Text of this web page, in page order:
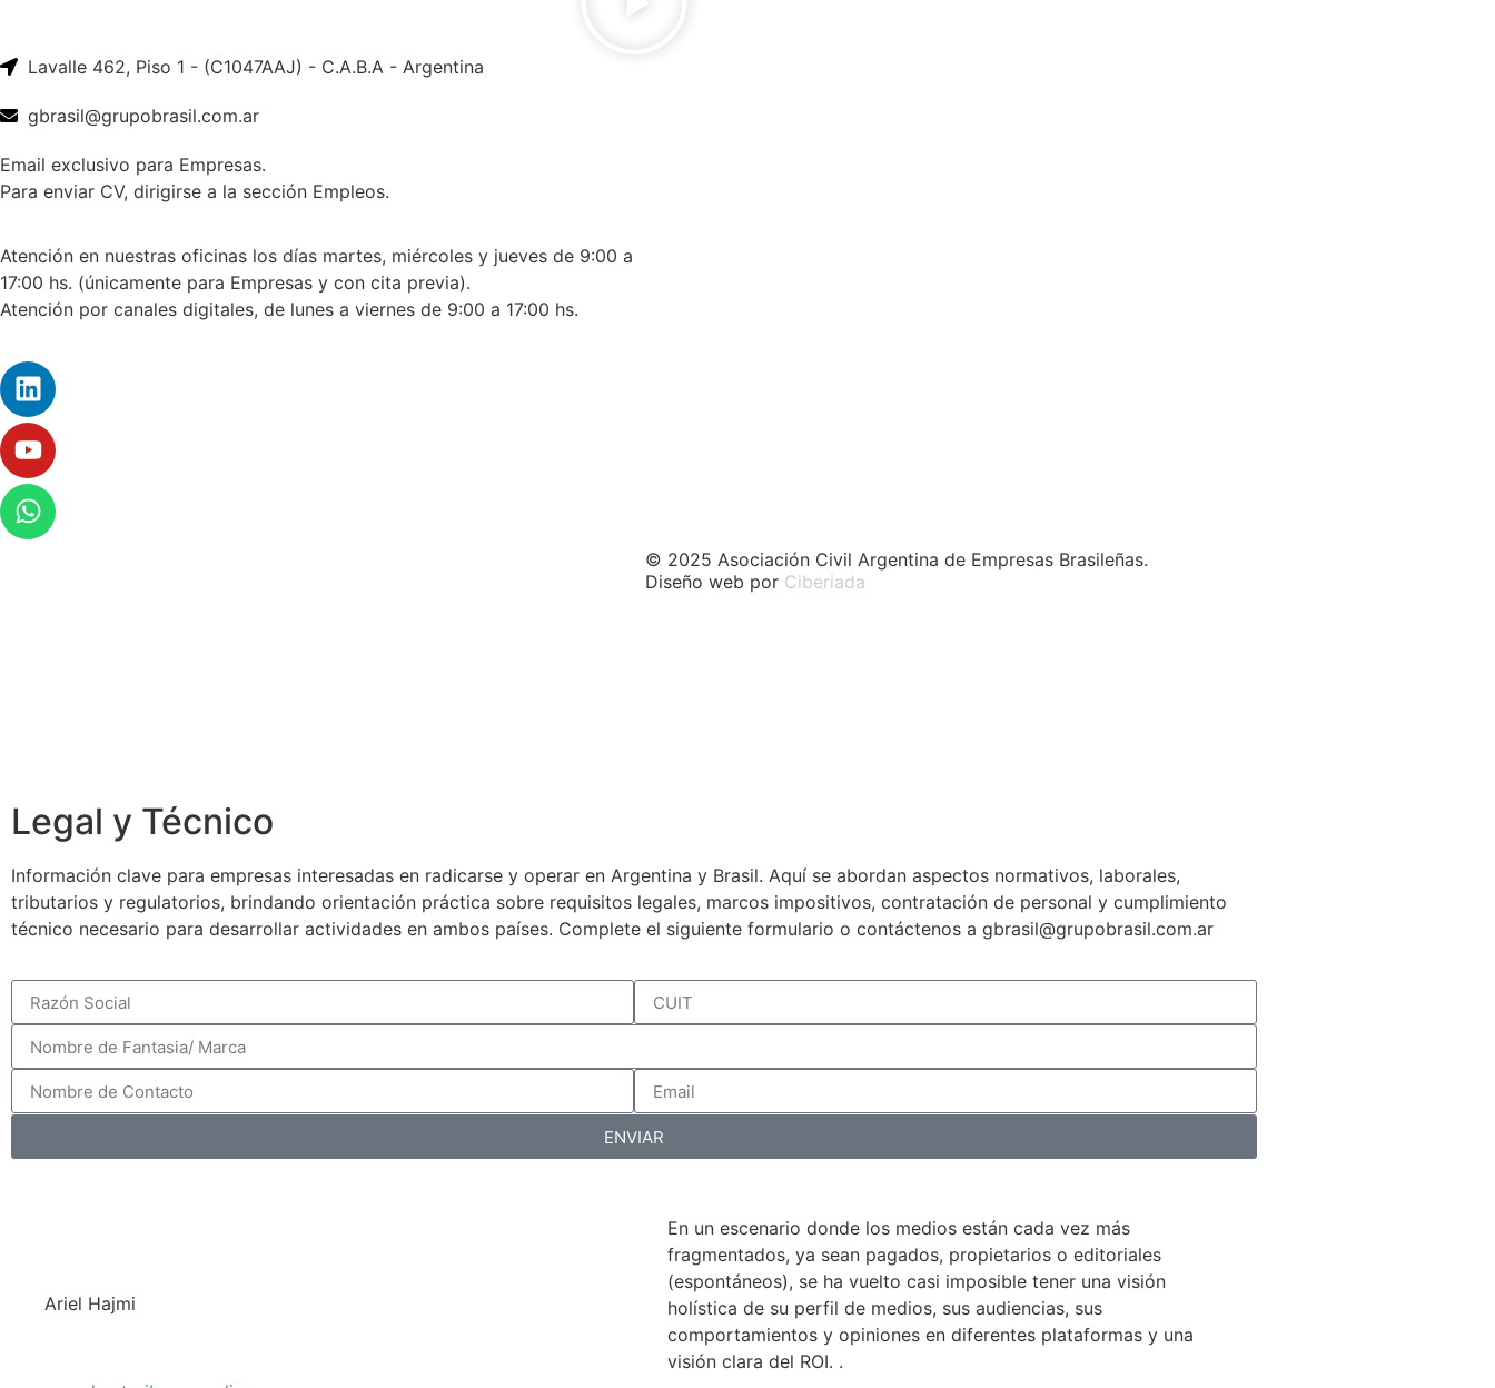
Lavalle 462, Piso 1 - (C1047AAJ) - C.A.B.A - Argentina
gbrasil@grupobrasil.com.ar
Email exclusivo para Empresas.
Para enviar CV, dirigirse a la sección Empleos.
Atención en nuestras oficinas los días martes, miércoles y jueves de 9:00 a
17:00 hs. (únicamente para Empresas y con cita previa).
Atención por canales digitales, de lunes a viernes de 9:00 a 17:00 hs.
© 2025 Asociación Civil Argentina de Empresas Brasileñas.
Diseño web por Ciberiada
Legal y Técnico
Información clave para empresas interesadas en radicarse y operar en Argentina y Brasil. Aquí se abordan aspectos normativos, laborales,
tributarios y regulatorios, brindando orientación práctica sobre requisitos legales, marcos impositivos, contratación de personal y cumplimiento
técnico necesario para desarrollar actividades en ambos países. Complete el siguiente formulario o contáctenos a gbrasil@grupobrasil.com.ar
ENVIAR
Ariel Hajmi
En un escenario donde los medios están cada vez más
fragmentados, ya sean pagados, propietarios o editoriales
(espontáneos), se ha vuelto casi imposible tener una visión
holística de su perfil de medios, sus audiencias, sus
comportamientos y opiniones en diferentes plataformas y una
visión clara del ROI. .